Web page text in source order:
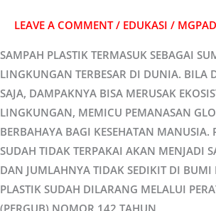
LEAVE A COMMENT / EDUKASI /
SAMPAH PLASTIK TERMASUK SEBAGAI
LINGKUNGAN TERBESAR DI DUNIA. BILA
SAJA, DAMPAKNYA BISA MERUSAK
LINGKUNGAN, MEMICU PEMANASAN
BERBAHAYA BAGI KESEHATAN MANUSIA.
SUDAH TIDAK TERPAKAI AKAN MENJADI
DAN JUMLAHNYA TIDAK SEDIKIT DI
PLASTIK SUDAH DILARANG MELALUI
(PERGUB) NOMOR 142 TAHUN